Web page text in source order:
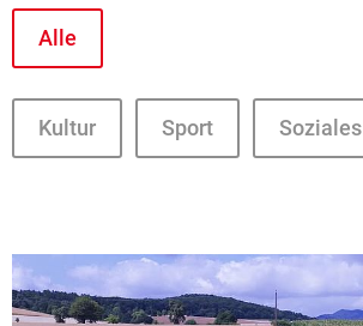
Alle
Kultur Sport Soziales